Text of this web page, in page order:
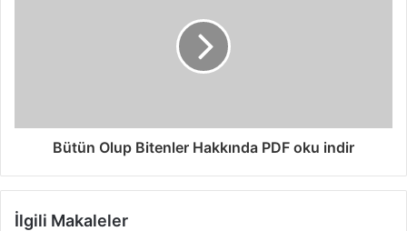
Bütün Olup Bitenler Hakkında PDF oku indir
İlgili Makaleler